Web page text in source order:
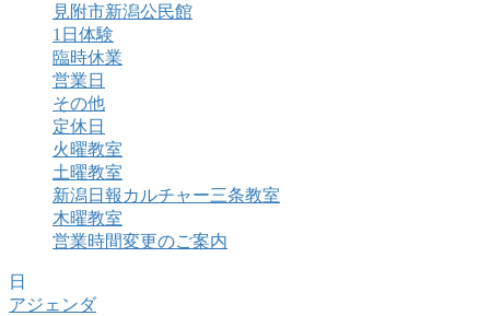
見附市新潟公民館
1日体験
臨時休業
営業日
その他
定休日
火曜教室
土曜教室
新潟日報カルチャー三条教室
木曜教室
営業時間変更のご案内
日
アジェンダ